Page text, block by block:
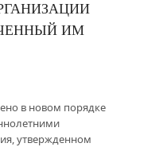
ИМ
в новом порядке
утвержденном